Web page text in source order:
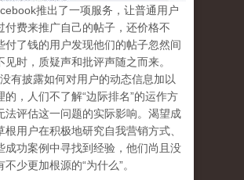
推出了一项服务，让普通用户
付费来推广自己的帖子，还价格不
付了钱的用户发现他们的帖子忽然间
见时，质疑声和批评声随之而来。
没有披露如何对用户的动态信息加以
的，人们不了解“边际排名”的运作方
法评估这一问题的实际影响。渴望成
根用户在积极地研究自我营销方式、
成功案例中寻找到经验，他们尚且没
不少更加根源的“为什么”。